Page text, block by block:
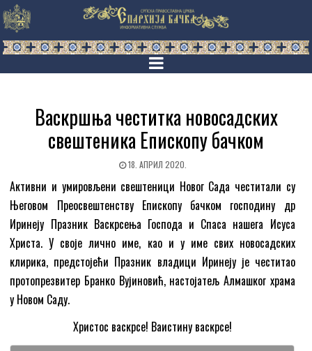
Васкршња честитка новосадских
свештеника Епископу бачком
18. АПРИЛ 2020.
Активни и умировљени свештеници Новог Сада честитали су
Његовом Преосвештенству Епископу бачком господину др
Иринеју Празник Васкрсења Господа и Спаса нашега Исуса
Христа. У своје лично име, као и у име свих новосадских
клирика, предстојећи Празник владици Иринеју је честитао
протопрезвитер Бранко Вујиновић, настојатељ Алмашког храма
у Новом Саду.
Христос васкрсе! Ваистину васкрсе!